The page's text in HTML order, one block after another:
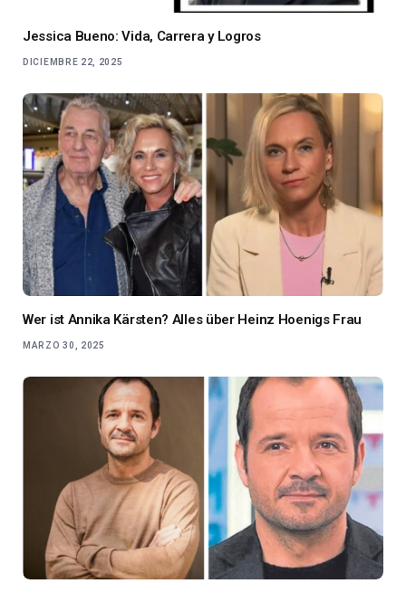
Jessica Bueno: Vida, Carrera y Logros
DICIEMBRE 22, 2025
Wer ist Annika Kärsten? Alles über Heinz Hoenigs Frau
MARZO 30, 2025